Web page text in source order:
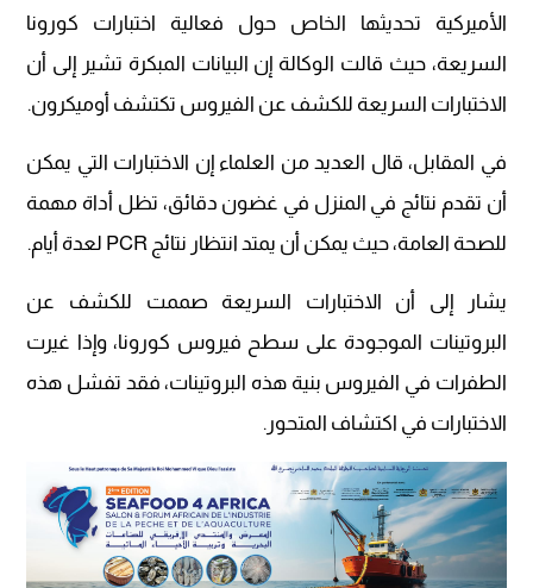
الأميركية تحديثها الخاص حول فعالية اختبارات كورونا
السريعة، حيث قالت الوكالة إن البيانات المبكرة تشير إلى أن
الاختبارات السريعة للكشف عن الفيروس تكتشف أوميكرون.
في المقابل، قال العديد من العلماء إن الاختبارات التي يمكن
أن تقدم نتائج في المنزل في غضون دقائق، تظل أداة مهمة
للصحة العامة، حيث يمكن أن يمتد انتظار نتائج PCR لعدة أيام.
يشار إلى أن الاختبارات السريعة صممت للكشف عن
البروتينات الموجودة على سطح فيروس كورونا، وإذا غيرت
الطفرات في الفيروس بنية هذه البروتينات، فقد تفشل هذه
الاختبارات في اكتشاف المتحور.